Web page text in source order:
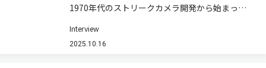
1970年代のストリークカメラ開発から始まった
科学研究所との共同研究，200–300J級・10Hz動
作を実証した近年の進展，そして2028年～2040
Interview
2025.10.16